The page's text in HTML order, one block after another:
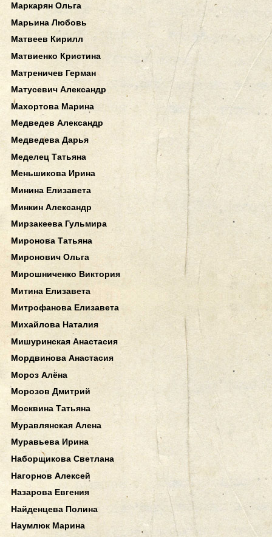
Маркарян Ольга
Марьина Любовь
Матвеев Кирилл
Матвиенко Кристина
Матреничев Герман
Матусевич Александр
Махортова Марина
Медведев Александр
Медведева Дарья
Меделец Татьяна
Меньшикова Ирина
Минина Елизавета
Минкин Александр
Мирзакеева Гульмира
Миронова Татьяна
Миронович Ольга
Мирошниченко Виктория
Митина Елизавета
Митрофанова Елизавета
Михайлова Наталия
Мишуринская Анастасия
Мордвинова Анастасия
Мороз Алёна
Морозов Дмитрий
Москвина Татьяна
Муравлянская Алена
Муравьева Ирина
Наборщикова Светлана
Нагорнов Алексей
Назарова Евгения
Найденцева Полина
Наумлюк Марина